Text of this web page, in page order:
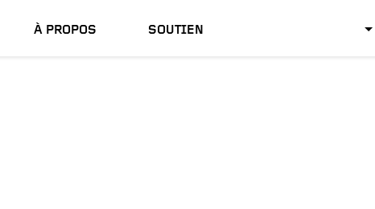
À PROPOS SOUTIEN